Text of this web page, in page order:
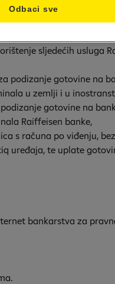
radova na
sljedećih usluga
podizanje gotovine na
u zemlji i u
gotovine na
Raiffeisen banke,
s računa po viđenju,
uređaja, te uplate
bankarstva za
Odbaci sve